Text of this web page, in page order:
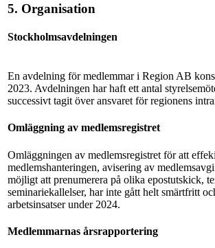
5. Organisation
Stockholmsavdelningen
En avdelning för medlemmar i Region AB
2023. Avdelningen har haft ett antal
successivt tagit över ansvaret för regionens
Omläggning av medlemsregistret
Omläggningen av medlemsregistret för att
medlemshanteringen, avisering av
möjligt att prenumerera på olika epostutskick,
seminariekallelser, har inte gått helt smärtfritt
arbetsinsatser under 2024.
Medlemmarnas årsrapportering